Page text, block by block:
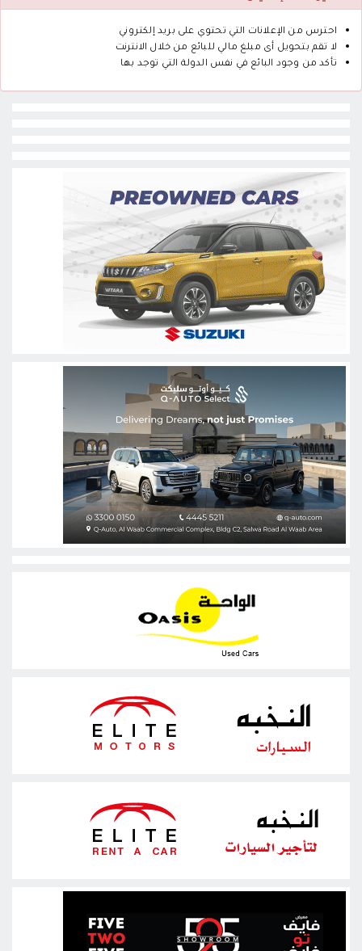
احترس من الإعلانات التي تحتوي على بريد إلكتروني
لا تقم بتحويل أى مبلغ مالي للبائع من خلال الانترنت
تأكد من وجود البائع في نفس الدولة التي توجد بها